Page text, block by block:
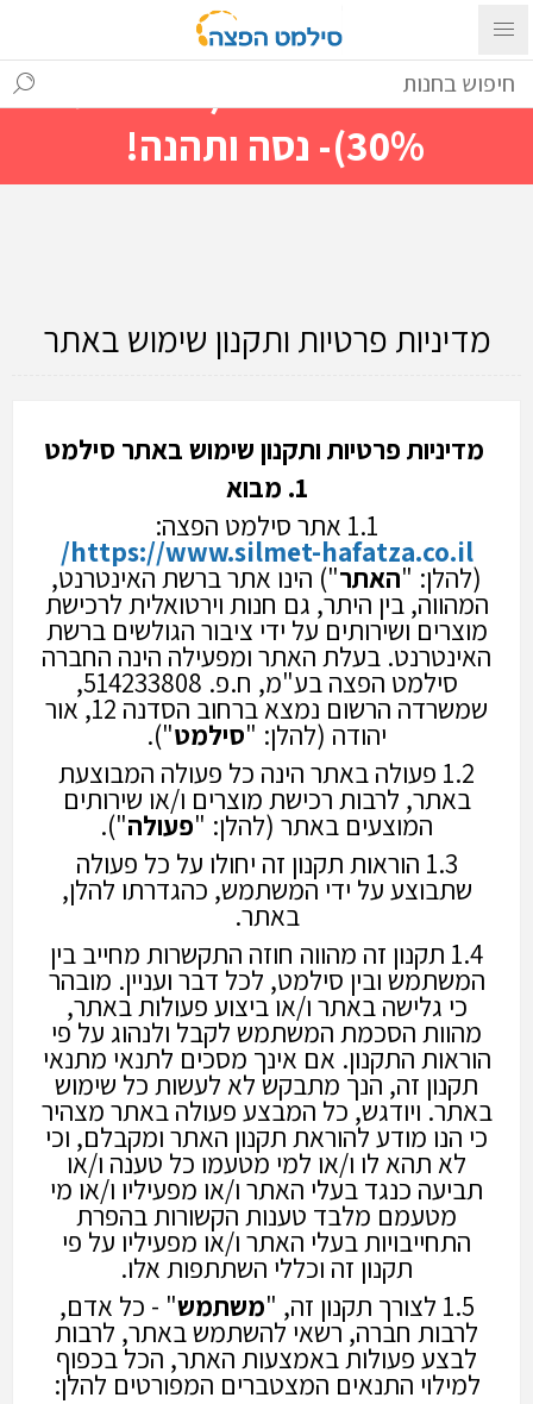
עם ההתחברות ניתן לראות מייד
מחירים מיוחדים(הנחות עד
30%)- נסה ותהנה!
מדיניות פרטיות ותקנון שימוש באתר
מדיניות פרטיות ותקנון שימוש באתר סילמט
1. מבוא
1.1 אתר סילמט הפצה:
https://www.silmet-hafatza.co.il/
(להלן: "האתר") הינו אתר ברשת האינטרנט,
המהווה, בין היתר, גם חנות וירטואלית לרכישת
מוצרים ושירותים על ידי ציבור הגולשים ברשת
האינטרנט. בעלת האתר ומפעילה הינה החברה
סילמט הפצה בע"מ, ח.פ. 514233808,
שמשרדה הרשום נמצא ברחוב הסדנה 12, אור
יהודה (להלן: "סילמט").
1.2 פעולה באתר הינה כל פעולה המבוצעת
באתר, לרבות רכישת מוצרים ו/או שירותים
המוצעים באתר (להלן: "פעולה").
1.3 הוראות תקנון זה יחולו על כל פעולה
שתבוצע על ידי המשתמש, כהגדרתו להלן,
באתר.
1.4 תקנון זה מהווה חוזה התקשרות מחייב בין
המשתמש ובין סילמט, לכל דבר ועניין. מובהר
כי גלישה באתר ו/או ביצוע פעולות באתר,
מהוות הסכמת המשתמש לקבל ולנהוג על פי
הוראות התקנון. אם אינך מסכים לתנאי מתנאי
תקנון זה, הנך מתבקש לא לעשות כל שימוש
באתר. ויודגש, כל המבצע פעולה באתר מצהיר
כי הנו מודע להוראת תקנון האתר ומקבלם, וכי
לא תהא לו ו/או למי מטעמו כל טענה ו/או
תביעה כנגד בעלי האתר ו/או מפעיליו ו/או מי
מטעמם מלבד טענות הקשורות בהפרת
התחייבויות בעלי האתר ו/או מפעיליו על פי
תקנון זה וכללי השתתפות אלו.
1.5 לצורך תקנון זה, "
משתמש" - כל אדם,
לרבות חברה, רשאי להשתמש באתר, לרבות
לבצע פעולות באמצעות האתר, הכל בכפוף
למילוי התנאים המצטברים המפורטים להלן: